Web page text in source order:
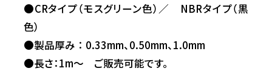
●CRタイプ（モスグリーン色）／ NBRタイプ（黒
色）
●製品厚み ： 0.33mm、0.50mm、1.0mm
●長さ：1m～ ご販売可能です。